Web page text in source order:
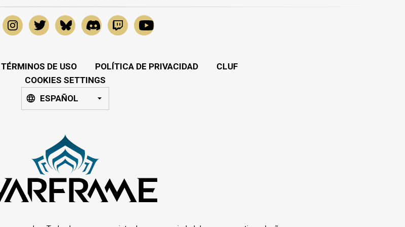
TÉRMINOS DE USO POLÍTICA DE PRIVACIDAD
CLUF
COOKIES SETTINGS
ESPAÑOL